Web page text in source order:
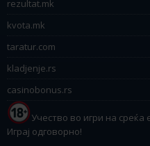
rezultat.mk
kvota.mk
taratur.com
kladjenje.rs
casinobonus.rs
Учество во игри на среќа
Играј одговорно!